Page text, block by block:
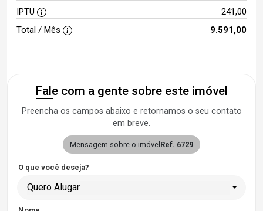
IPTU
241,00
Total / Mês
9.591,00
Fale com a gente sobre este imóvel
Preencha os campos abaixo e retornamos o seu contato
em breve.
Mensagem sobre o imóvel Ref. 6729
O que você deseja?
Quero Alugar